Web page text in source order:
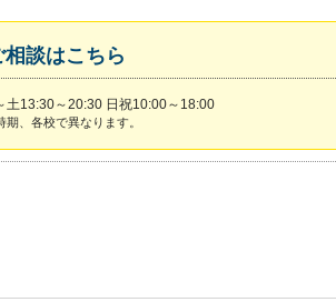
談はこちら
土13:30～20:30 日祝10:00～18:00
期、各校で異なります。